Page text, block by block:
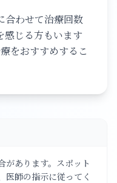
合わせて治療回数
感じる方もいます
をおすすめするこ
があります。スポット
医師の指示に従ってく